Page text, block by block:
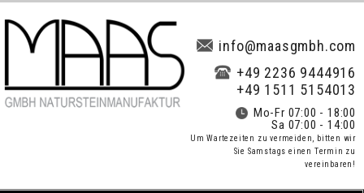
info@maasgmbh.com
+49 2236 9444916
+49 1511 5154013
Mo-Fr 07:00 - 18:00
Sa 07:00 - 14:00
Um Wartezeiten zu vermeiden, bitten wir
Sie Samstags einen Termin zu
vereinbaren!